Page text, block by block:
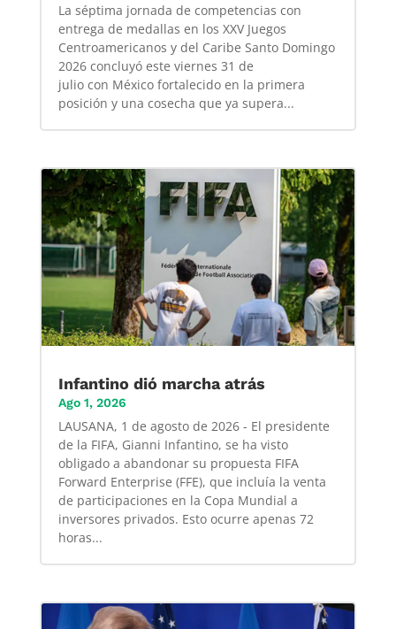
La séptima jornada de competencias con
entrega de medallas en los XXV Juegos
Centroamericanos y del Caribe Santo Domingo
2026 concluyó este viernes 31 de
julio con México fortalecido en la primera
posición y una cosecha que ya supera...
Infantino dió marcha atrás
Ago 1, 2026
LAUSANA, 1 de agosto de 2026 - El presidente
de la FIFA, Gianni Infantino, se ha visto
obligado a abandonar su propuesta FIFA
Forward Enterprise (FFE), que incluía la venta
de participaciones en la Copa Mundial a
inversores privados. Esto ocurre apenas 72
horas...